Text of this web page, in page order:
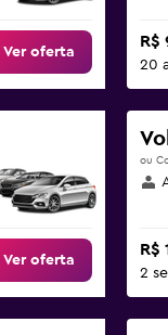
Ver oferta
R$
20
Ver oferta
ou
R$
2